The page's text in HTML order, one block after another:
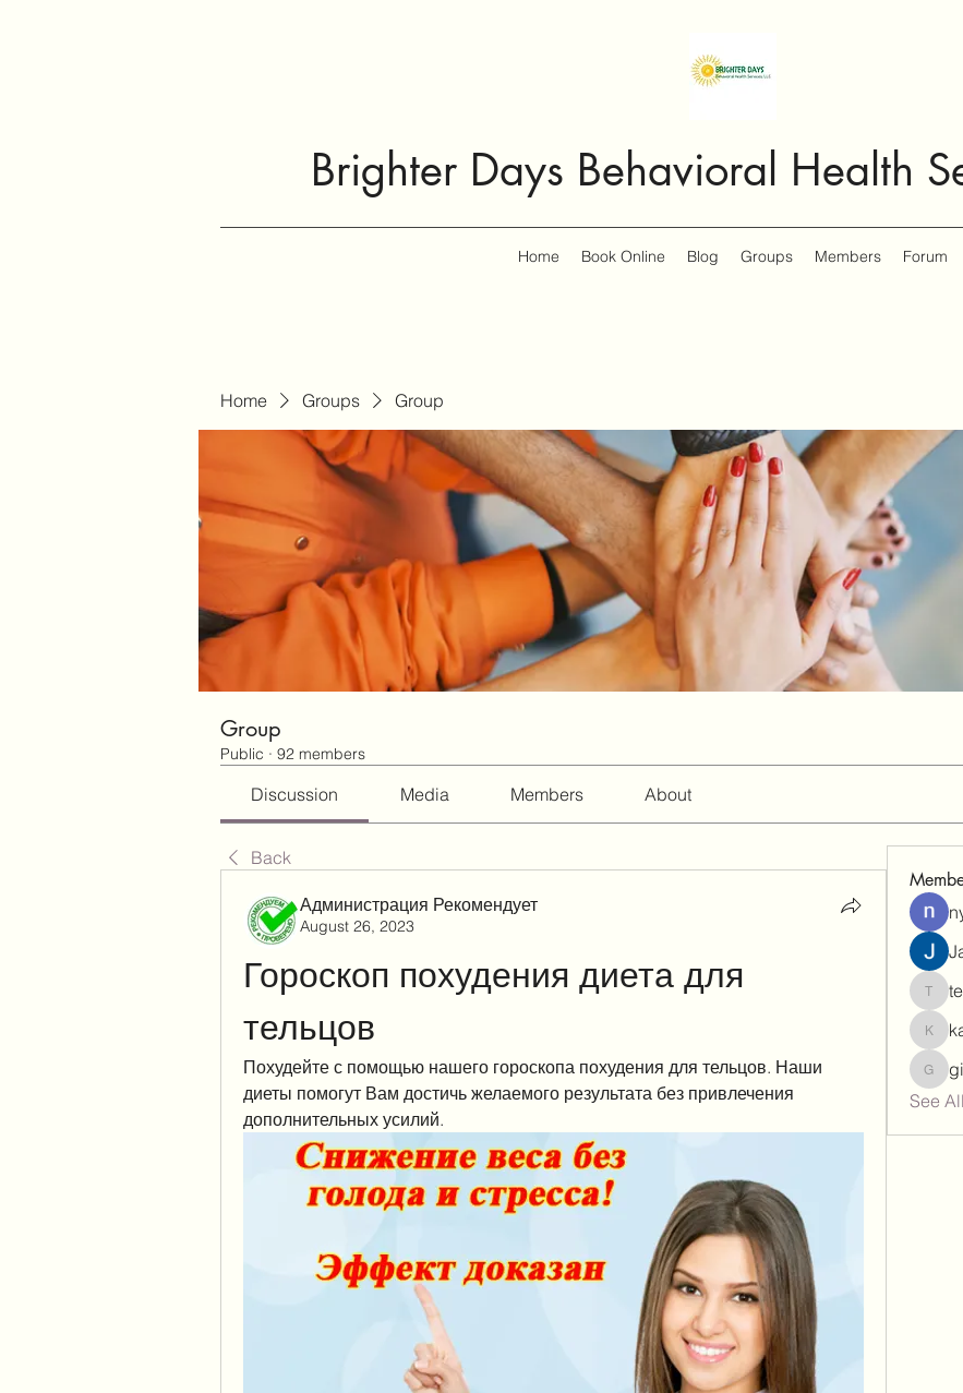
Brighter Days Behavioral Health
Home Book Online Blog Groups Members Forum
Home Groups Group
Group
Public · 92 members
Discussion Media Members About
Back
Администрация Рекомендует
August 26, 2023
Гороскоп похудения диета для
тельцов
Похудейте с помощью нашего гороскопа похудения для тельцов. Наши
диеты помогут Вам достичь желаемого результата без привлечения
дополнительных усилий.
See